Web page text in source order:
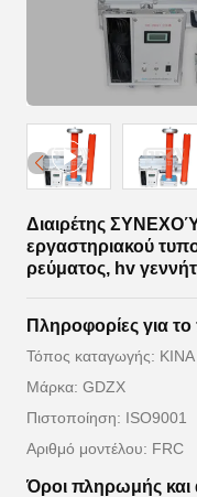
Διαιρέτης
εργαστηριακού
ρεύματος, hv
Πληροφορίες για
Τόπος καταγωγής: ΚΙΝΑ
Μάρκα: GDZX
Πιστοποίηση: ISO9001
Αριθμό μοντέλου: FRC
Όροι πληρωμής